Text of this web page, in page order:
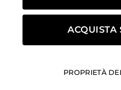
ACQUISTA
PROPRIETÀ